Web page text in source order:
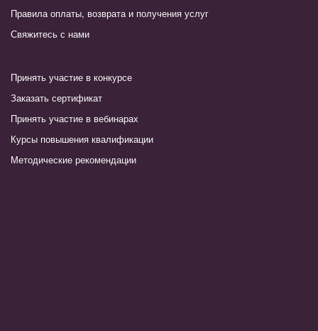
Правила оплаты, возврата и получения услуг
Свяжитесь с нами
Принять участие в конкурсе
Заказать сертификат
Принять участие в вебинарах
Курсы повышения квалификации
Методические рекомендации